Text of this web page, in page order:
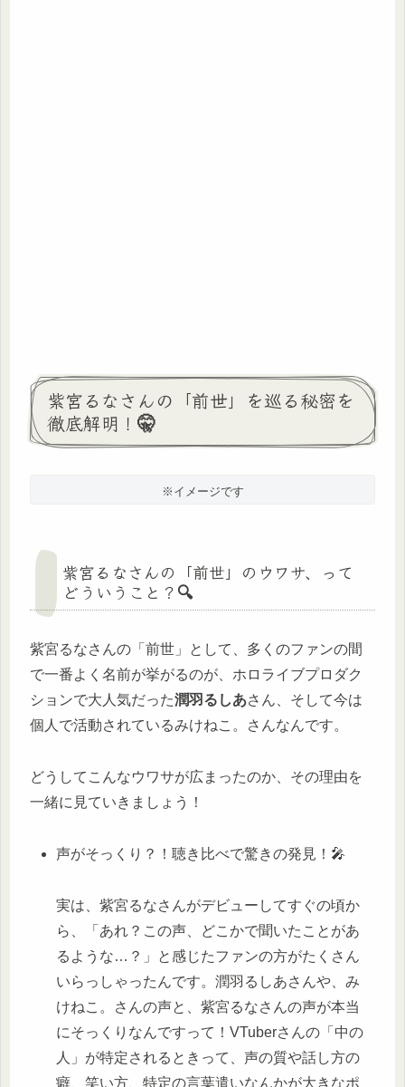
紫宮るなさんの「前世」を巡る秘密を
徹底解明！🤫
※イメージです
紫宮るなさんの「前世」のウワサ、って
どういうこと？🔍
紫宮るなさんの「前世」として、多くのファンの間
で一番よく名前が挙がるのが、ホロライブプロダク
ションで大人気だった潤羽るしあさん、そして今は
個人で活動されているみけねこ。さんなんです。
どうしてこんなウワサが広まったのか、その理由を
一緒に見ていきましょう！
声がそっくり？！聴き比べで驚きの発見！🎤
実は、紫宮るなさんがデビューしてすぐの頃か
ら、「あれ？この声、どこかで聞いたことがあ
るような…？」と感じたファンの方がたくさん
いらっしゃったんです。潤羽るしあさんや、み
けねこ。さんの声と、紫宮るなさんの声が本当
にそっくりなんですって！VTuberさんの「中の
人」が特定されるときって、声の質や話し方の
癖、笑い方、特定の言葉遣いなんかが大きなポ